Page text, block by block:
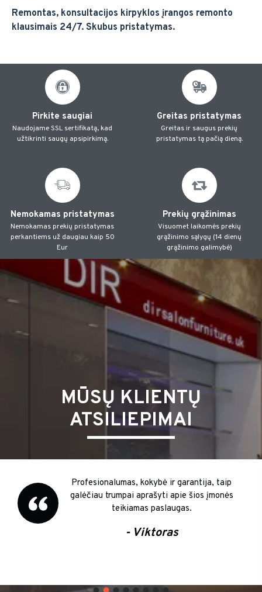
Remontas, konsultacijos kirpyklos įrangos remonto
klausimais 24/7. Skubus pristatymas.
Pirkite saugiai
Naudojame SSL sertifikatą, kad
užtikrinti saugų apsipirkimą.
Greitas pristatymas
Greitas ir saugus prekių
pristatymas tą pačią dieną.
Nemokamas pristatymas
Nemokamas prekių pristatymas
perkantiems už daugiau kaip 50
Eur
Prekių grąžinimas
Visuomet laikomės prekių
grąžinimo sąlygų (14 dienų
grąžinimo galimybė)
MŪSŲ KLIENTŲ
ATSILIEPIMAI
Profesionalumas, kokybė ir garantija, taip
galėčiau trumpai aprašyti apie šios įmonės
teikiamas paslaugas.
- Viktoras